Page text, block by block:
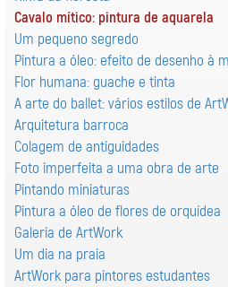
Cavalo mítico: pintura de aquarela
Um pequeno segredo
Pintura a óleo: efeito de desenho à
Flor humana: guache e tinta
A arte do ballet: vários estilos de
Arquitetura barroca
Colagem de antiguidades
Foto imperfeita a uma obra de arte
Pintando miniaturas
Pintura a óleo de flores de orquídea
Galeria de ArtWork
Um dia na praia
ArtWork para pintores estudantes